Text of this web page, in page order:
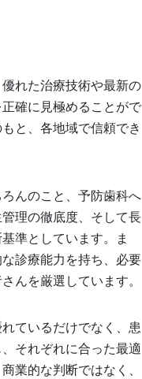
れた治療技術や最新の
確に見極めることがで
と、各地域で信頼でき
んのこと、予防歯科へ
理の徹底度、そして長
準としています。ま
診療能力を持ち、必要
んを厳選しています。
ているだけでなく、患
それぞれに合った最適
業的な判断ではなく、